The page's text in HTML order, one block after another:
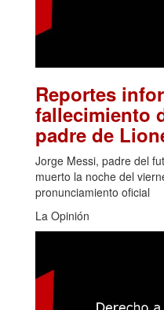
Reportes
fallecimiento
padre de
Jorge Messi, padre del
muerto la noche del
pronunciamiento oficial
La Opinión